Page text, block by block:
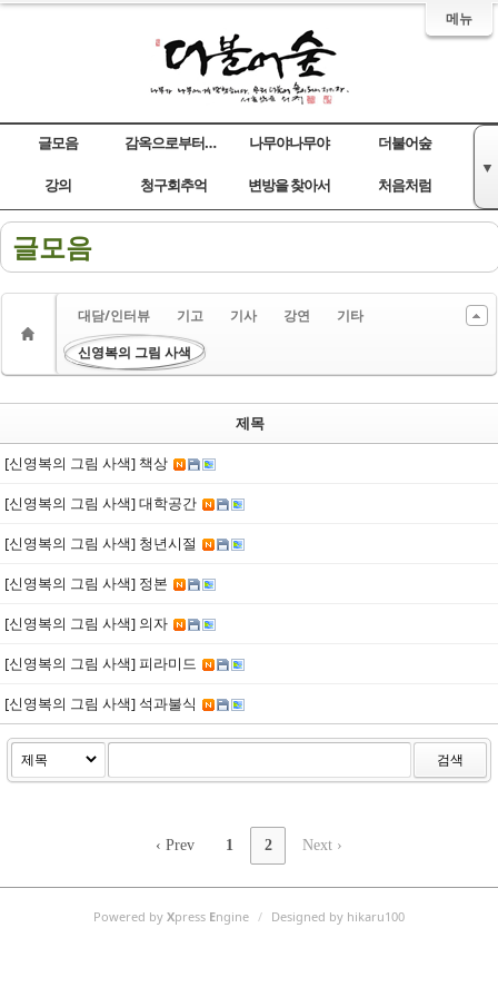
메뉴
글모음 감옥으로부터의 사색 나무야나무야 더불어숲
강의
▼
청구회추억
변방을 찾아서 처음처럼
글모음
대담/인터뷰 기고 기사 강연
기타
신영복의 그림 사색
제목
[신영복의 그림 사색] 책상
[신영복의 그림 사색] 대학공간
[신영복의 그림 사색] 청년시절
[신영복의 그림 사색] 정본
[신영복의 그림 사색] 의자
[신영복의 그림 사색] 피라미드
[신영복의 그림 사색] 석과불식
검색
‹ Prev 1 2 Next ›
Sketchbook5, 스케치북5
Sketchbook5, 스케치북5
Sketchbook5, 스케치북5
Sketchbook5, 스케치북5
Powered by Xpress Engine / Designed by hikaru100